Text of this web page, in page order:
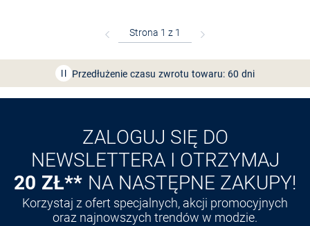
Bezpłatna dostawa z Friends
Przedłużenie czasu zwrotu towaru: 60 dni
Odkryj aplikację VANGRAAF
ZALOGUJ SIĘ DO
NEWSLETTERA I OTRZYMAJ
20 ZŁ** NA NASTĘPNE ZAKUPY!
Korzystaj z ofert specjalnych, akcji promocyjnych
oraz najnowszych trendów w modzie.